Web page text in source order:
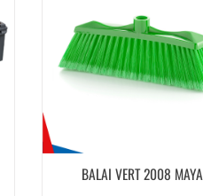
BALAI VERT 2008 MAYA